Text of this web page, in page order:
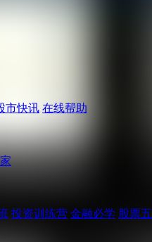
市快讯 在线帮助
投资训练营 金融必学 股票